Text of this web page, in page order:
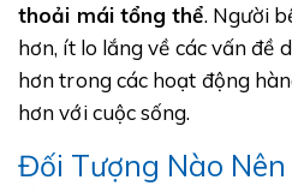
thoải mái tổng thể. Người
hơn, ít lo lắng về các vấn đề
hơn trong các hoạt động
hơn với cuộc sống.
Đối Tượng Nào